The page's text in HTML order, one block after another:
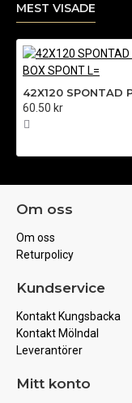
MEST VISADE
60.50 kr
Om oss
Om oss
Returpolicy
Kundservice
Kontakt Kungsbacka
Kontakt Mölndal
Leverantörer
Mitt konto